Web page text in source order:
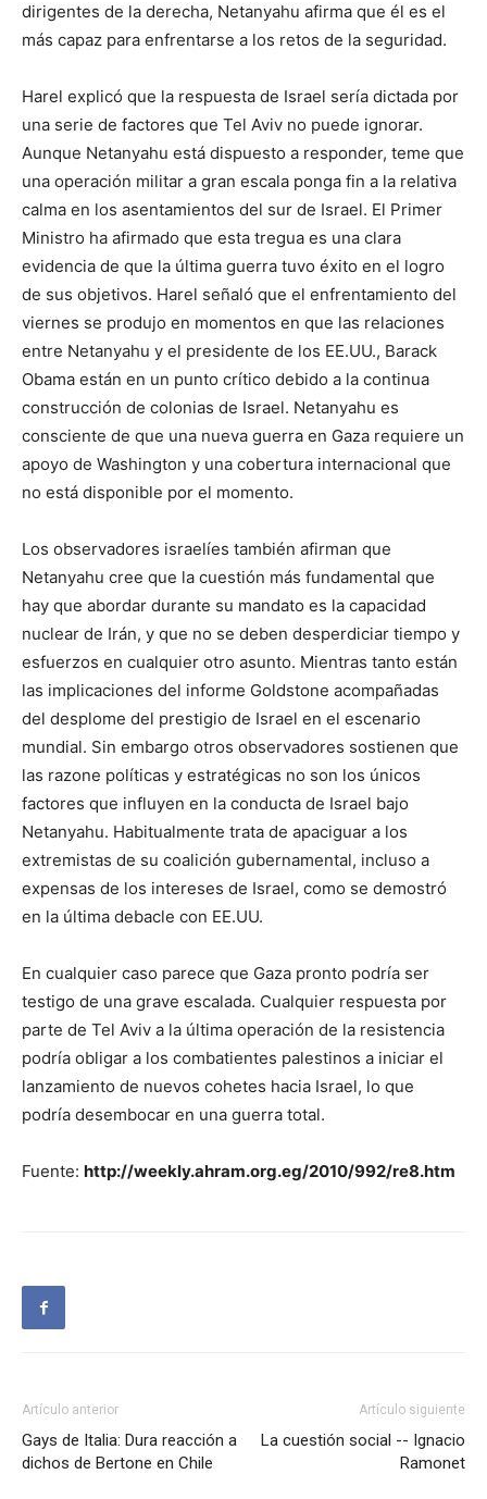
dirigentes de la derecha, Netanyahu afirma que él es el
más capaz para enfrentarse a los retos de la seguridad.
Harel explicó que la respuesta de Israel sería dictada por
una serie de factores que Tel Aviv no puede ignorar.
Aunque Netanyahu está dispuesto a responder, teme que
una operación militar a gran escala ponga fin a la relativa
calma en los asentamientos del sur de Israel. El Primer
Ministro ha afirmado que esta tregua es una clara
evidencia de que la última guerra tuvo éxito en el logro
de sus objetivos. Harel señaló que el enfrentamiento del
viernes se produjo en momentos en que las relaciones
entre Netanyahu y el presidente de los EE.UU., Barack
Obama están en un punto crítico debido a la continua
construcción de colonias de Israel. Netanyahu es
consciente de que una nueva guerra en Gaza requiere un
apoyo de Washington y una cobertura internacional que
no está disponible por el momento.
Los observadores israelíes también afirman que
Netanyahu cree que la cuestión más fundamental que
hay que abordar durante su mandato es la capacidad
nuclear de Irán, y que no se deben desperdiciar tiempo y
esfuerzos en cualquier otro asunto. Mientras tanto están
las implicaciones del informe Goldstone acompañadas
del desplome del prestigio de Israel en el escenario
mundial. Sin embargo otros observadores sostienen que
las razone políticas y estratégicas no son los únicos
factores que influyen en la conducta de Israel bajo
Netanyahu. Habitualmente trata de apaciguar a los
extremistas de su coalición gubernamental, incluso a
expensas de los intereses de Israel, como se demostró
en la última debacle con EE.UU.
En cualquier caso parece que Gaza pronto podría ser
testigo de una grave escalada. Cualquier respuesta por
parte de Tel Aviv a la última operación de la resistencia
podría obligar a los combatientes palestinos a iniciar el
lanzamiento de nuevos cohetes hacia Israel, lo que
podría desembocar en una guerra total.
Fuente: http://weekly.ahram.org.eg/2010/992/re8.htm
Artículo anterior
Gays de Italia: Dura reacción a
dichos de Bertone en Chile
Artículo siguiente
La cuestión social -- Ignacio
Ramonet